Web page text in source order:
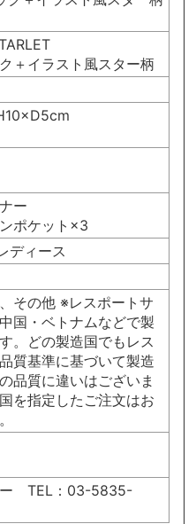
＋イラスト風スター柄
ー
ポケット×3
ディース
その他 ※レスポートサ
国・ベトナムなどで製
。どの製造国でもレス
質基準に基づいて製造
品質に違いはございま
を指定したご注文はお
ー TEL：03-5835-